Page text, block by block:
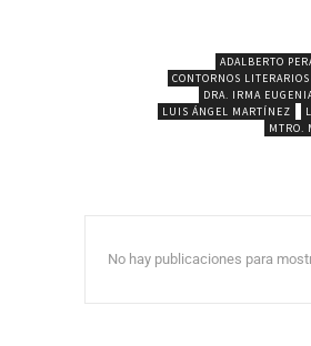
ADALBERTO
CONTORNOS LITERARIOS
DRA. IRMA
LUIS ÁNGEL MARTÍNEZ
MTRO.
No hay publicaciones para